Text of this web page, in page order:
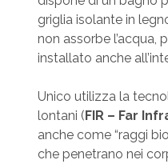
griglia isolante in
non assorbe l’acqua,
installato anche
Unico utilizza la
lontani (FIR – Far
anche come “raggi
che penetrano nei